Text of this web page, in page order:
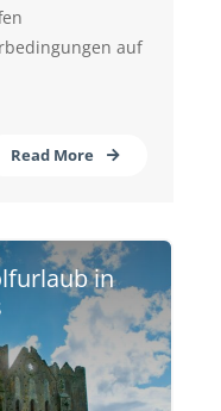
auf
Read More
in